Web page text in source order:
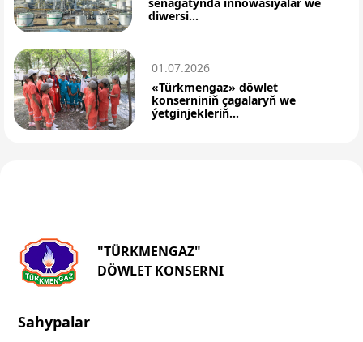
senagatynda innowasiýalar we
diwersi...
01.07.2026
«Türkmengaz» döwlet
konserniniň çagalaryň we
ýetginjekleriň...
"TÜRKMENGAZ"
DÖWLET KONSERNI
Sahypalar